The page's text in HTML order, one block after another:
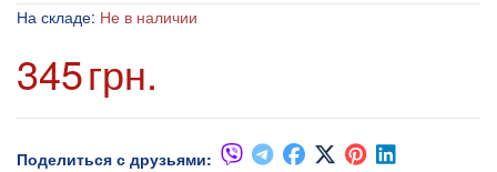
На складе: Не в наличии
345грн.
Поделиться с друзьями: